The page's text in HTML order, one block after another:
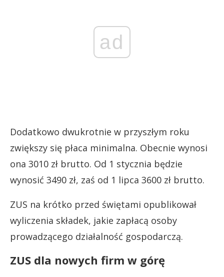
ad
Dodatkowo dwukrotnie w przyszłym roku
zwiększy się płaca minimalna. Obecnie wynosi
ona 3010 zł brutto. Od 1 stycznia będzie
wynosić 3490 zł, zaś od 1 lipca 3600 zł brutto.
ZUS na krótko przed świętami opublikował
wyliczenia składek, jakie zapłacą osoby
prowadzącego działalność gospodarczą.
ZUS dla nowych firm w górę